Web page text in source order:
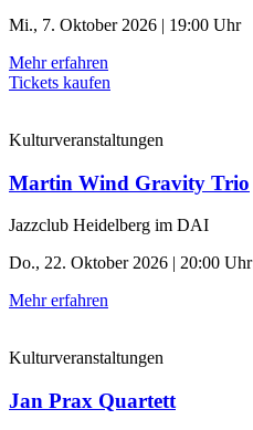
Mi., 7. Oktober 2026 | 19:00 Uhr
Mehr erfahren
Tickets kaufen
Kulturveranstaltungen
Martin Wind Gravity Trio
Jazzclub Heidelberg im DAI
Do., 22. Oktober 2026 | 20:00 Uhr
Mehr erfahren
Kulturveranstaltungen
Jan Prax Quartett